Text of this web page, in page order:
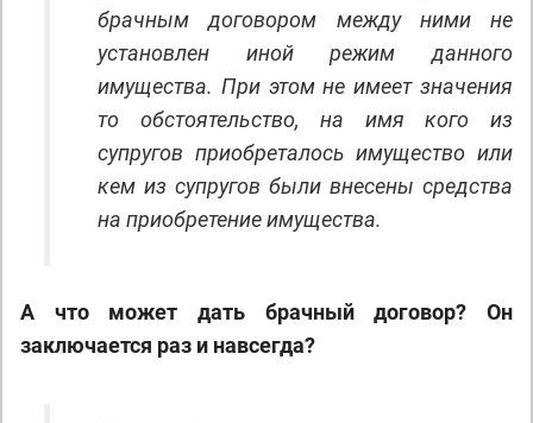
брачным договором между ними не
установлен иной режим данного
имущества. При этом не имеет значения
то обстоятельство, на имя кого из
супругов приобреталось имущество или
кем из супругов были внесены средства
на приобретение имущества.
А что может дать брачный договор? Он
заключается раз и навсегда?